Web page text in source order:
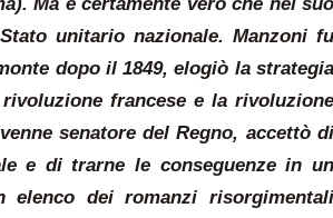
unitario nazionale. Manzoni fu
dopo il 1849, elogiò la strategia
francese e la rivoluzione
senatore del Regno, accettò di
e di trarne le conseguenze in un
dei romanzi risorgimentali